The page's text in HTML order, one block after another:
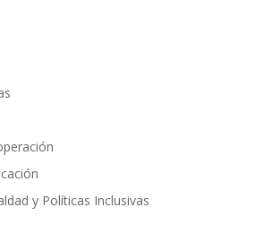
y Políticas Inclusivas